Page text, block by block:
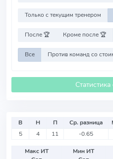
Только с текущим тренером
После 🏆 Кроме после 🏆
Все
В Н П Ср. разница
5
4 11 -0.65
Макс ИТ
Мин ИТ